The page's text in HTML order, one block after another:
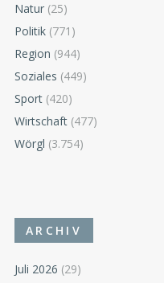
Natur (25)
Politik (771)
Region (944)
Soziales (449)
Sport (420)
Wirtschaft (477)
Wörgl (3.754)
ARCHIV
Juli 2026 (29)